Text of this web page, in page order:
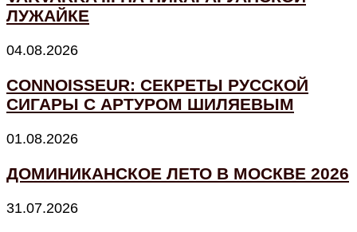
ЛУЖАЙКЕ
04.08.2026
CONNOISSEUR: СЕКРЕТЫ РУССКОЙ
СИГАРЫ С АРТУРОМ ШИЛЯЕВЫМ
01.08.2026
ДОМИНИКАНСКОЕ ЛЕТО В МОСКВЕ 2026
31.07.2026